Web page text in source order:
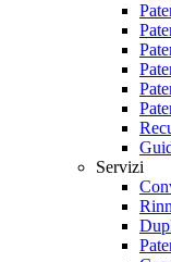
Servizi